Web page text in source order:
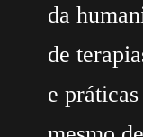
da
de
e